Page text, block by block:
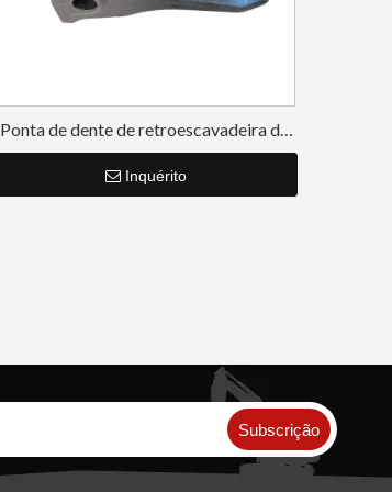
Ponta de dente de retroescavadeira de
perfuração pequena SK210RC
Inquérito
Subscrição